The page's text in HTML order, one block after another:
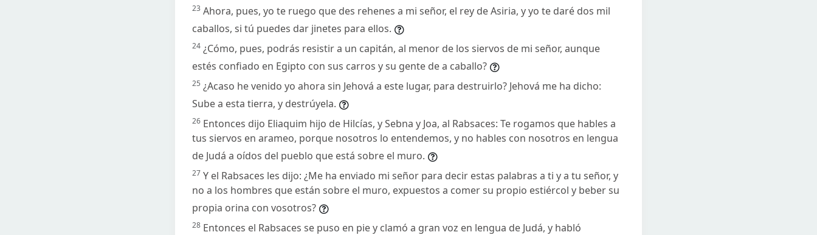
23 Ahora, pues, yo te ruego que des rehenes a mi señor, el rey de Asiria, y yo te daré dos mil
caballos, si tú puedes dar jinetes para ellos.
24 ¿Cómo, pues, podrás resistir a un capitán, al menor de los siervos de mi señor, aunque
estés confiado en Egipto con sus carros y su gente de a caballo?
25 ¿Acaso he venido yo ahora sin Jehová a este lugar, para destruirlo? Jehová me ha dicho:
Sube a esta tierra, y destrúyela.
26 Entonces dijo Eliaquim hijo de Hilcías, y Sebna y Joa, al Rabsaces: Te rogamos que hables a
tus siervos en arameo, porque nosotros lo entendemos, y no hables con nosotros en lengua
de Judá a oídos del pueblo que está sobre el muro.
27 Y el Rabsaces les dijo: ¿Me ha enviado mi señor para decir estas palabras a ti y a tu señor, y
no a los hombres que están sobre el muro, expuestos a comer su propio estiércol y beber su
propia orina con vosotros?
28 Entonces el Rabsaces se puso en pie y clamó a gran voz en lengua de Judá, y habló